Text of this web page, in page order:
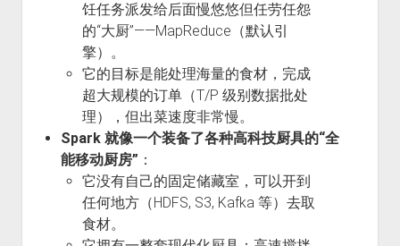
饪任务派发给后面慢悠悠但任劳任怨
的“大厨”——MapReduce（默认引
擎）。
它的目标是能处理海量的食材，完成
超大规模的订单（T/P 级别数据批处
理），但出菜速度非常慢。
Spark 就像一个装备了各种高科技厨具的“全
能移动厨房” ：
它没有自己的固定储藏室，可以开到
任何地方（HDFS, S3, Kafka 等）去取
食材。